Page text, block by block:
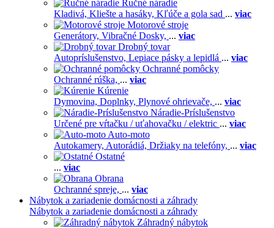
Ručné náradie
Kladivá, Kliešte a hasáky, Kľúče a gola sad ... viac
Motorové stroje
Generátory, Vibračné Dosky, ... viac
Drobný tovar
Autopríslušenstvo, Lepiace pásky a lepidlá ... viac
Ochranné pomôcky
Ochranné rúška, ... viac
Kúrenie
Dymovina, Doplnky, Plynové ohrievače, ... viac
Náradie-Príslušenstvo
Určené pre vŕtačku / uťahovačku / elektric ... viac
Auto-moto
Autokamery, Autorádiá, Držiaky na telefóny, ... viac
Ostatné
... viac
Obrana
Ochranné spreje, ... viac
Nábytok a zariadenie domácnosti a záhrady
Nábytok a zariadenie domácnosti a záhrady
Záhradný nábytok